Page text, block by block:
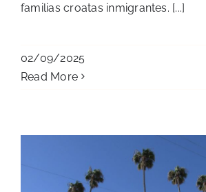
familias croatas inmigrantes. [...]
02/09/2025
Read More